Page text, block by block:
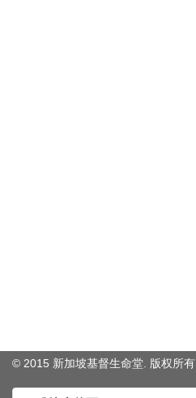
© 2015 新加坡基督生命堂. 版权所有